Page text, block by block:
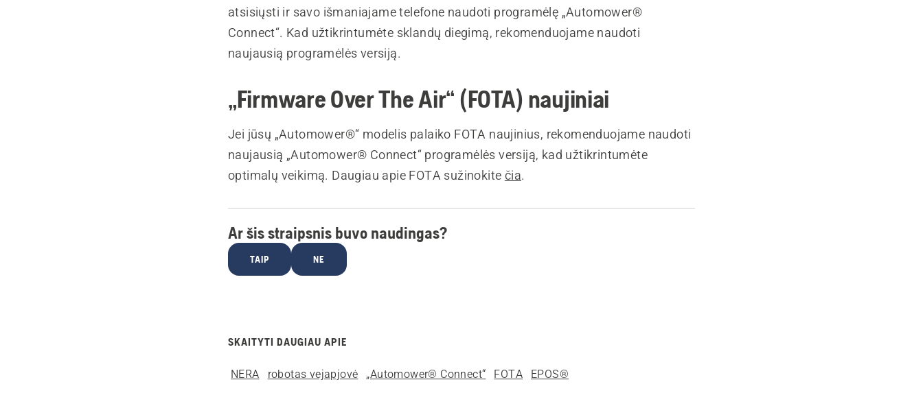
atsisiųsti ir savo išmaniajame telefone naudoti programėlę „Automower®
Connect“. Kad užtikrintumėte sklandų diegimą, rekomenduojame naudoti
naujausią programėlės versiją.
„Firmware Over The Air“ (FOTA) naujiniai
Jei jūsų „Automower®“ modelis palaiko FOTA naujinius, rekomenduojame naudoti
naujausią „Automower® Connect“ programėlės versiją, kad užtikrintumėte
optimalų veikimą. Daugiau apie FOTA sužinokite čia.
Ar šis straipsnis buvo naudingas?
TAIP NE
SKAITYTI DAUGIAU APIE
NERA robotas vejapjovė „Automower® Connect“ FOTA EPOS®